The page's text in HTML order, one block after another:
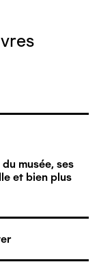
musée, ses
et bien plus